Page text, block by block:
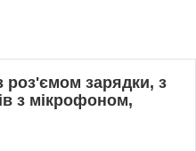
зарядки, з
з мікрофоном,